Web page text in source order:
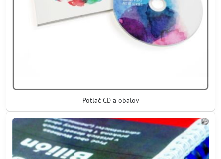
Potlač CD a obalov